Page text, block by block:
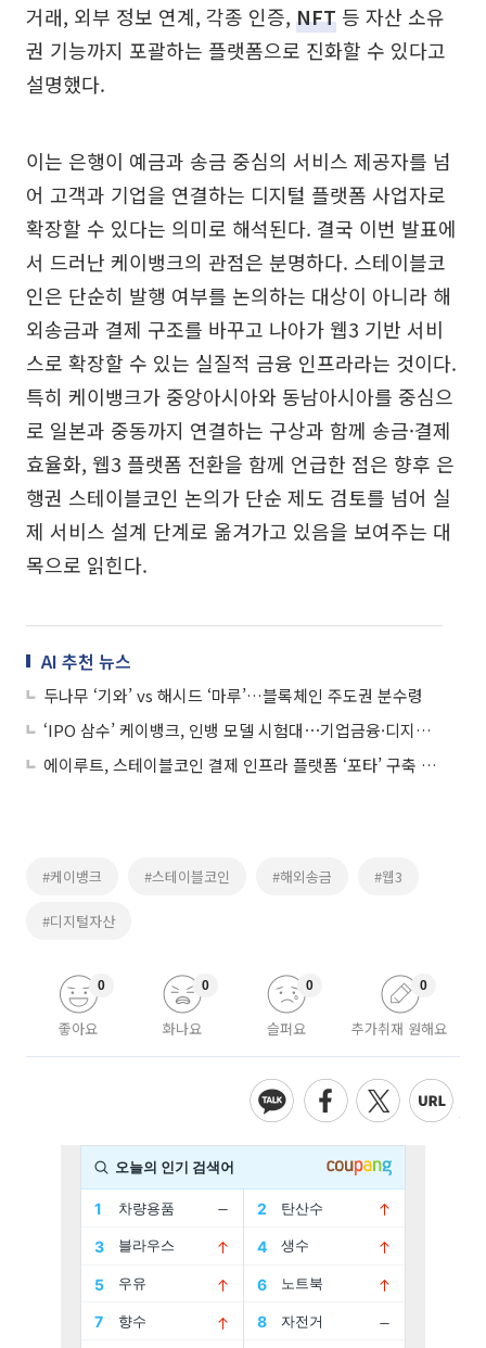
거래, 외부 정보 연계, 각종 인증, NFT 등 자산 소유
권 기능까지 포괄하는 플랫폼으로 진화할 수 있다고
설명했다.
이는 은행이 예금과 송금 중심의 서비스 제공자를 넘
어 고객과 기업을 연결하는 디지털 플랫폼 사업자로
확장할 수 있다는 의미로 해석된다. 결국 이번 발표에
서 드러난 케이뱅크의 관점은 분명하다. 스테이블코
인은 단순히 발행 여부를 논의하는 대상이 아니라 해
외송금과 결제 구조를 바꾸고 나아가 웹3 기반 서비
스로 확장할 수 있는 실질적 금융 인프라라는 것이다.
특히 케이뱅크가 중앙아시아와 동남아시아를 중심으
로 일본과 중동까지 연결하는 구상과 함께 송금·결제
효율화, 웹3 플랫폼 전환을 함께 언급한 점은 향후 은
행권 스테이블코인 논의가 단순 제도 검토를 넘어 실
제 서비스 설계 단계로 옮겨가고 있음을 보여주는 대
목으로 읽힌다.
AI 추천 뉴스
두나무 ‘기와’ vs 해시드 ‘마루’…블록체인 주도권 분수령
‘IPO 삼수’ 케이뱅크, 인뱅 모델 시험대⋯기업금융·디지털자산 승부수
에이루트, 스테이블코인 결제 인프라 플랫폼 ‘포타’ 구축 완료…상용화 준비 단계 돌입
#케이뱅크 #스테이블코인 #해외송금 #웹3
#디지털자산
좋아요
0
화나요
0
슬퍼요
0
추가취재 원해요
0